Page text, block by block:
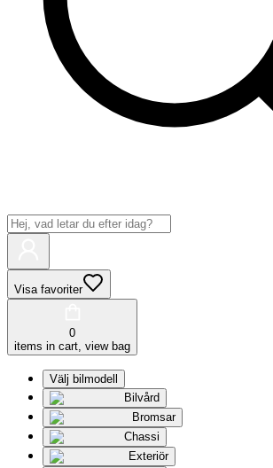
Visa favoriter
0
items in cart, view bag
Välj bilmodell
Bilvård
Bromsar
Chassi
Exteriör